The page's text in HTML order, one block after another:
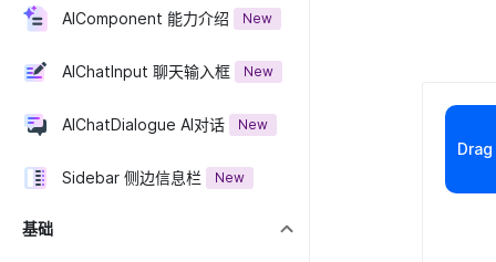
AIComponent 能力介绍 New
AIChatInput 聊天输入框 New
AIChatDialogue AI对话 New
Sidebar 侧边信息栏 New
基础